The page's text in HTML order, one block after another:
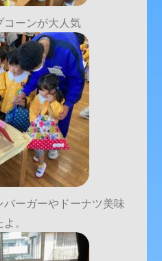
コーンが大人気
バーガーやドーナツ美味
。